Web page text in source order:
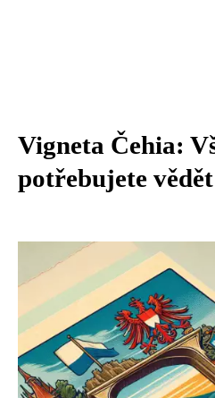
Vigneta Čehia:
potřebujete